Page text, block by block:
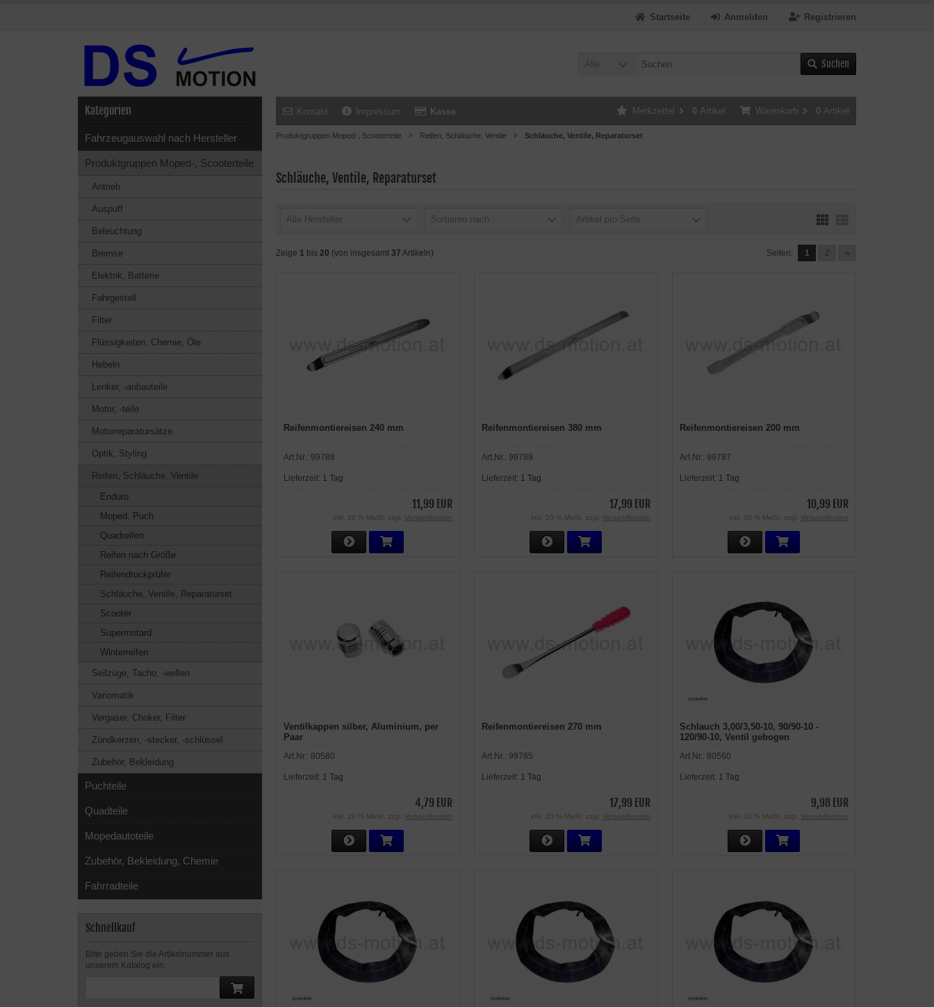
Registrieren
Anmelden
Startseite
Alle Suchen
Kontakt Impressum Kasse Warenkorb 0 Artikel
Merkzettel 0 Artikel
Produktgruppen Moped-, Scooterteile Reifen, Schläuche, Ventile Schläuche, Ventile, Reparaturset
Schläuche, Ventile, Reparaturset
Alle Hersteller Sortieren nach ... Artikel pro Seite
Zeige 1 bis 20 (von insgesamt 37 Artikeln) Seiten: 1 2 »
Reifenmontiereisen 240 mm
Art.Nr.: 99788
Lieferzeit: 1 Tag
11,99 EUR
inkl. 20 % MwSt. zzgl. Versandkosten
Reifenmontiereisen 380 mm
Art.Nr.: 99789
Lieferzeit: 1 Tag
17,99 EUR
inkl. 20 % MwSt. zzgl. Versandkosten
Reifenmontiereisen 200 mm
Art.Nr.: 99787
Lieferzeit: 1 Tag
10,99 EUR
inkl. 20 % MwSt. zzgl. Versandkosten
Ventilkappen silber, Aluminium, per
Paar
Art.Nr.: 80580
Lieferzeit: 1 Tag
4,79 EUR
inkl. 20 % MwSt. zzgl. Versandkosten
Reifenmontiereisen 270 mm
Art.Nr.: 99785
Lieferzeit: 1 Tag
17,99 EUR
inkl. 20 % MwSt. zzgl. Versandkosten
Schlauch 3,00/3,50-10, 90/90-10 -
120/90-10, Ventil gebogen
Art.Nr.: 80560
Lieferzeit: 1 Tag
9,98 EUR
inkl. 20 % MwSt. zzgl. Versandkosten
Kategorien
Fahrzeugauswahl nach Hersteller
Produktgruppen Moped-, Scooterteile
Antrieb
Auspuff
Beleuchtung
Bremse
Elektrik, Batterie
Fahrgestell
Filter
Flüssigkeiten, Chemie, Öle
Hebeln
Lenker, -anbauteile
Motor, -teile
Motorreparatursätze
Optik, Styling
Reifen, Schläuche, Ventile
Enduro
Moped, Puch
Quadreifen
Reifen nach Größe
Reifendruckprüfer
Schläuche, Ventile, Reparaturset
Scooter
Supermotard
Winterreifen
Seilzüge, Tacho, -wellen
Variomatik
Vergaser, Choker, Filter
Zündkerzen, -stecker, -schlüssel
Zubehör, Bekleidung
Puchteile
Quadteile
Mopedautoteile
Zubehör, Bekleidung, Chemie
Fahrradteile
Schnellkauf
Bitte geben Sie die Artikelnummer aus
unserem Katalog ein.